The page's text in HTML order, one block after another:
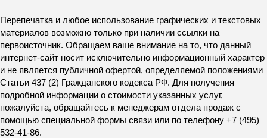
Перепечатка и любое использование графических и текстовых
материалов возможно только при наличии ссылки на
первоисточник. Обращаем ваше внимание на то, что данный
интернет-сайт носит исключительно информационный характер
и не является публичной офертой, определяемой положениями
Статьи 437 (2) Гражданского кодекса РФ. Для получения
подробной информации о стоимости указанных услуг,
пожалуйста, обращайтесь к менеджерам отдела продаж с
помощью специальной формы связи или по телефону +7 (495)
532-41-86.